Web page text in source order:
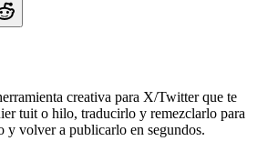
creativa para X/Twitter que te
tuit o hilo, traducirlo y remezclarlo para
y volver a publicarlo en segundos.